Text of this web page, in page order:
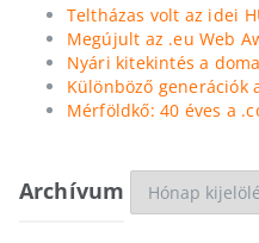
Teltházas volt az idei
Megújult az .eu Web
Nyári kitekintés a
Különböző generációk
Mérföldkő: 40 éves a
Archívum